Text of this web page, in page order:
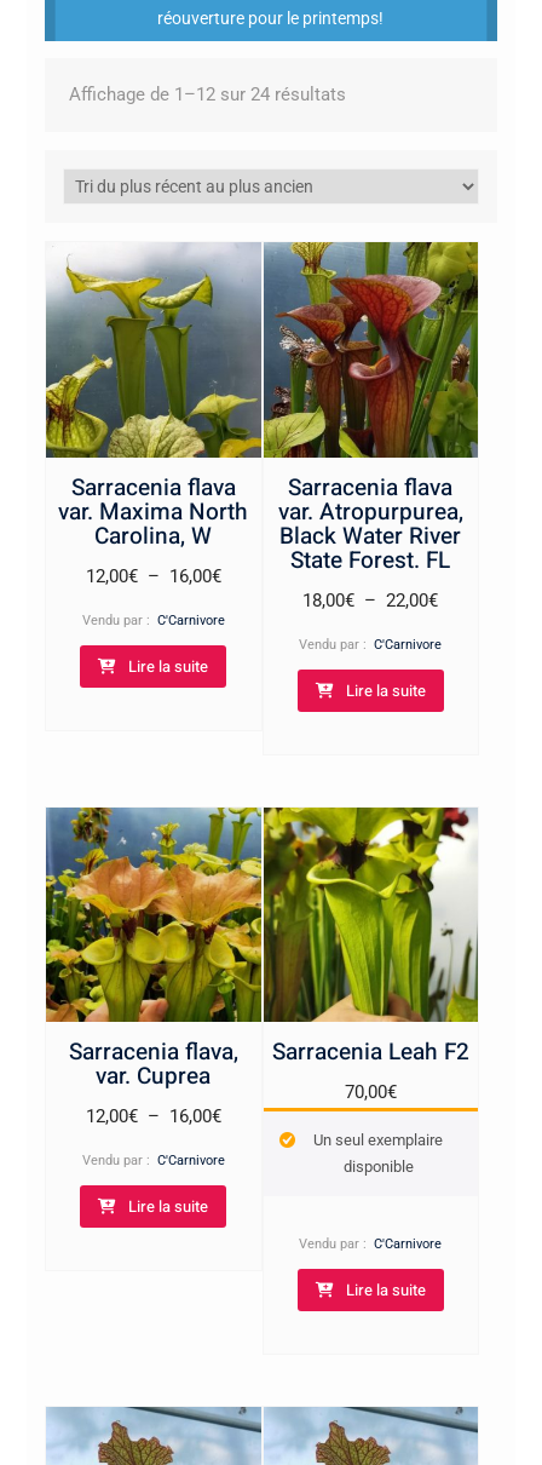
réouverture pour le printemps!
Affichage de 1–12 sur 24 résultatsTrié
récent
ancien
Sarracenia flava
var. Maxima North
Carolina, W
12,00€ – 16,00€Plage
Vendu par : C'Carnivore
Lire la suite
Sarracenia flava
var. Atropurpurea,
Black Water River
State Forest. FL
18,00€ – 22,00€Plage
Vendu par :C'Carnivore
Lire la suite
Sarracenia flava,
var. Cuprea
12,00€ – 16,00€Plage
Vendu par : C'Carnivore
Lire la suite
Sarracenia Leah F2
70,00€
Un seul exemplaire
disponible
Vendu par :C'Carnivore
Lire la suite